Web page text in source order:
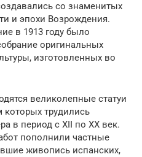
со знаменитых
и эпохи Возрождения.
в 1913 году было
оригинальных
изготовленных во
великолепные статуи
трудились
в период с XII по XX век.
пополнили частные
живопись испанских,